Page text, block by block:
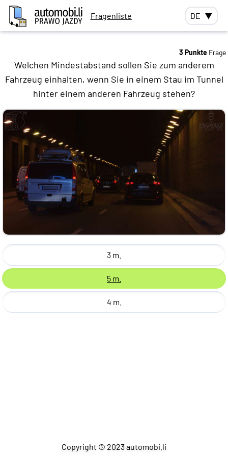
Fragenliste DE ▼
3 Punkte Frage
Welchen Mindestabstand sollen Sie zum anderem
Fahrzeug einhalten, wenn Sie in einem Stau im Tunnel
hinter einem anderen Fahrzeug stehen?
3 m.
5 m.
4 m.
Copyright © 2023 automobi.li